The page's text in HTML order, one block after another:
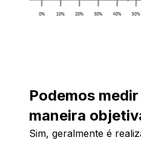
Podemos
maneira
Sim, geralmente é